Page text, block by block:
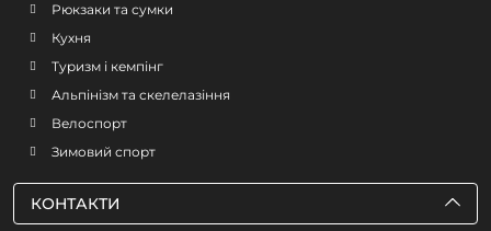
Рюкзаки та сумки
Кухня
Туризм і кемпінг
Альпінізм та скелелазіння
Велоспорт
Зимовий спорт
КОНТАКТИ